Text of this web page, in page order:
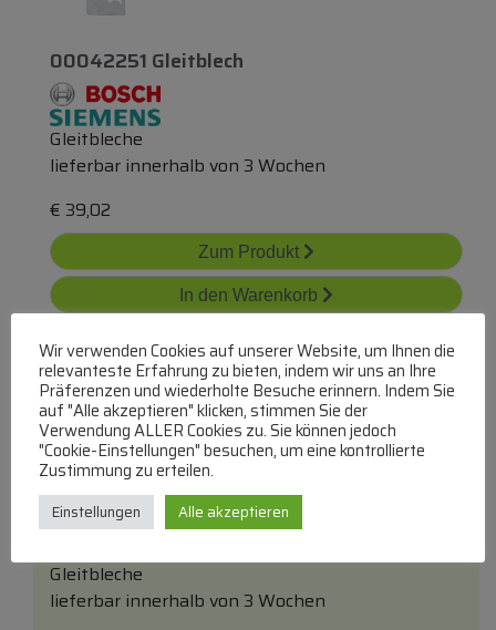
00042251 Gleitblech
Gleitbleche
lieferbar innerhalb von 3 Wochen
€ 39,02
Zum Produkt
In den Warenkorb
00028200 Gleitblech
Gleitbleche
lieferbar innerhalb von 3 Wochen
Wir verwenden Cookies auf unserer Website, um Ihnen die
relevanteste Erfahrung zu bieten, indem wir uns an Ihre
Präferenzen und wiederholte Besuche erinnern. Indem Sie
auf "Alle akzeptieren" klicken, stimmen Sie der
Verwendung ALLER Cookies zu. Sie können jedoch
"Cookie-Einstellungen" besuchen, um eine kontrollierte
Zustimmung zu erteilen.
Einstellungen Alle akzeptieren